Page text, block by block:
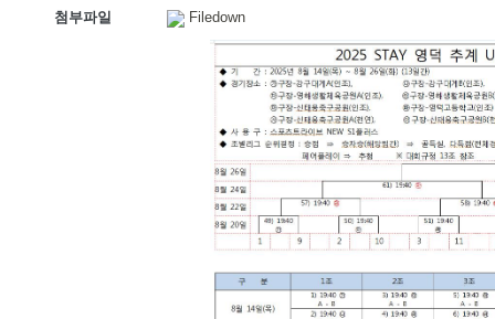
첨부파일
Filedown